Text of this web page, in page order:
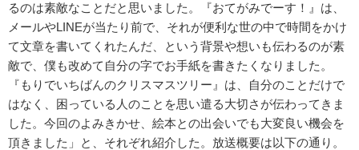
るのは素敵なことだと思いました。『おてがみでーす！』は、
メールやLINEが当たり前で、それが便利な世の中で時間をかけ
て文章を書いてくれたんだ、という背景や想いも伝わるのが素
敵で、僕も改めて自分の字でお手紙を書きたくなりました。
『もりでいちばんのクリスマスツリー』は、自分のことだけで
はなく、困っている人のことを思い遣る大切さが伝わってきま
した。今回のよみきかせ、絵本との出会いでも大変良い機会を
頂きました」と、それぞれ紹介した。放送概要は以下の通り。